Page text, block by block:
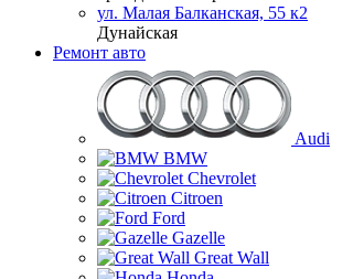
ул. Малая Балканская, 55 к2
Дунайская
Ремонт авто
Audi
BMW
Chevrolet
Citroen
Ford
Gazelle
Great Wall